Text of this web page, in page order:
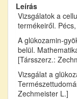
Leírás
Vizsgálatok a
termékeiről.
A glükozamin-
belül.
[Társszerz.:
Vizsgálat a
Zechmeister L.]